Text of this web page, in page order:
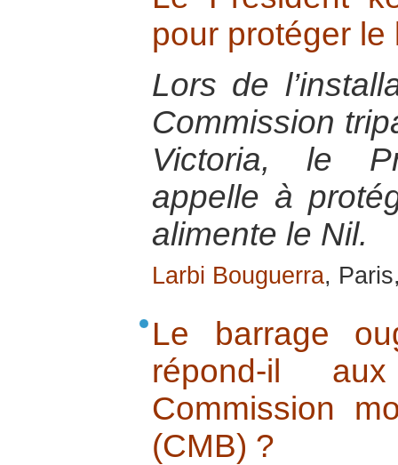
pour protéger le
Lors de
Commission
Victoria, le
appelle à
alimente le Nil.
Larbi Bouguerra,
Le barrage
répond-il
Commission
(CMB) ?